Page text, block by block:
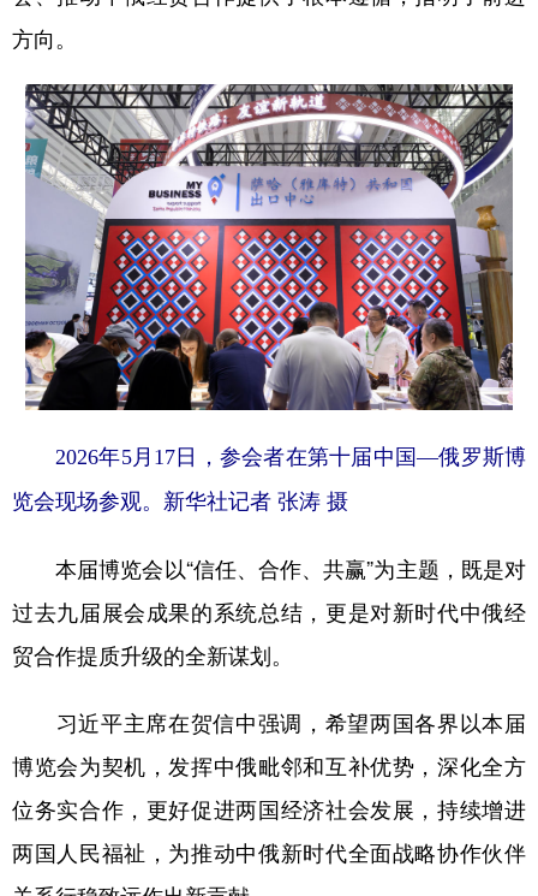
方向。
2026年5月17日，参会者在第十届中国—俄罗斯博
览会现场参观。新华社记者 张涛 摄
本届博览会以“信任、合作、共赢”为主题，既是对
过去九届展会成果的系统总结，更是对新时代中俄经
贸合作提质升级的全新谋划。
习近平主席在贺信中强调，希望两国各界以本届
博览会为契机，发挥中俄毗邻和互补优势，深化全方
位务实合作，更好促进两国经济社会发展，持续增进
两国人民福祉，为推动中俄新时代全面战略协作伙伴